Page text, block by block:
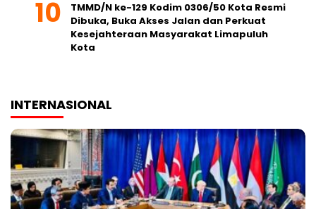
TMMD/N ke-129 Kodim 0306/50 Kota Resmi
Dibuka, Buka Akses Jalan dan Perkuat
Kesejahteraan Masyarakat Limapuluh
Kota
INTERNASIONAL